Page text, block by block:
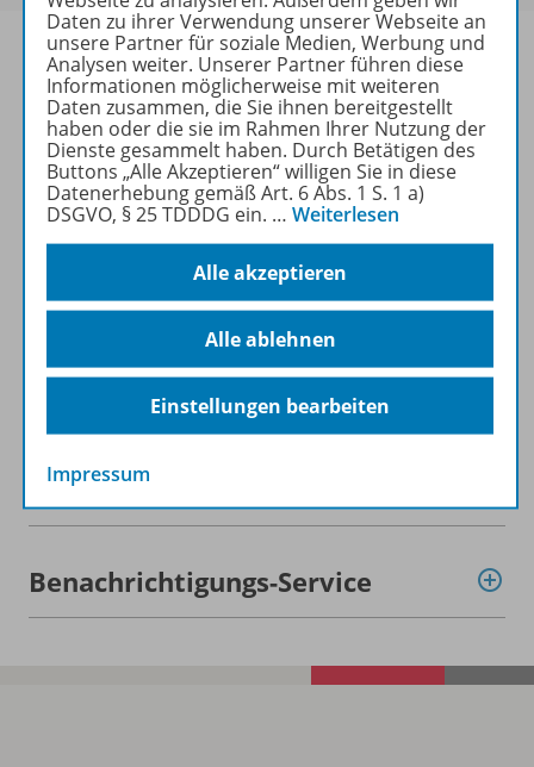
Produktinformationen
Beschreibung
Lizenzbedingungen
Zugehörige Produkte
Demoversion
Benachrichtigungs-Service
Daten zu ihrer Verwendung unserer Webseite an
unsere Partner für soziale Medien, Werbung und
Analysen weiter. Unserer Partner führen diese
Informationen möglicherweise mit weiteren
Daten zusammen, die Sie ihnen bereitgestellt
haben oder die sie im Rahmen Ihrer Nutzung der
Dienste gesammelt haben. Durch Betätigen des
Buttons „Alle Akzeptieren“ willigen Sie in diese
Datenerhebung gemäß Art. 6 Abs. 1 S. 1 a)
DSGVO, § 25 TDDDG ein. … Weiterlesen
Alle akzeptieren
Alle ablehnen
Einstellungen bearbeiten
Impressum